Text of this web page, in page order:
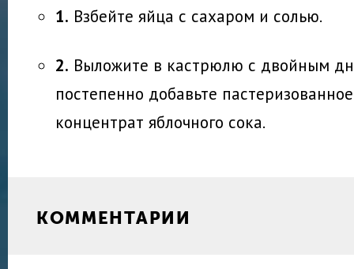
1. Взбейте яйца с сахаром и солью.
2. Выложите в кастрюлю с двойным
постепенно добавьте
концентрат яблочного сока.
КОММЕНТАРИИ